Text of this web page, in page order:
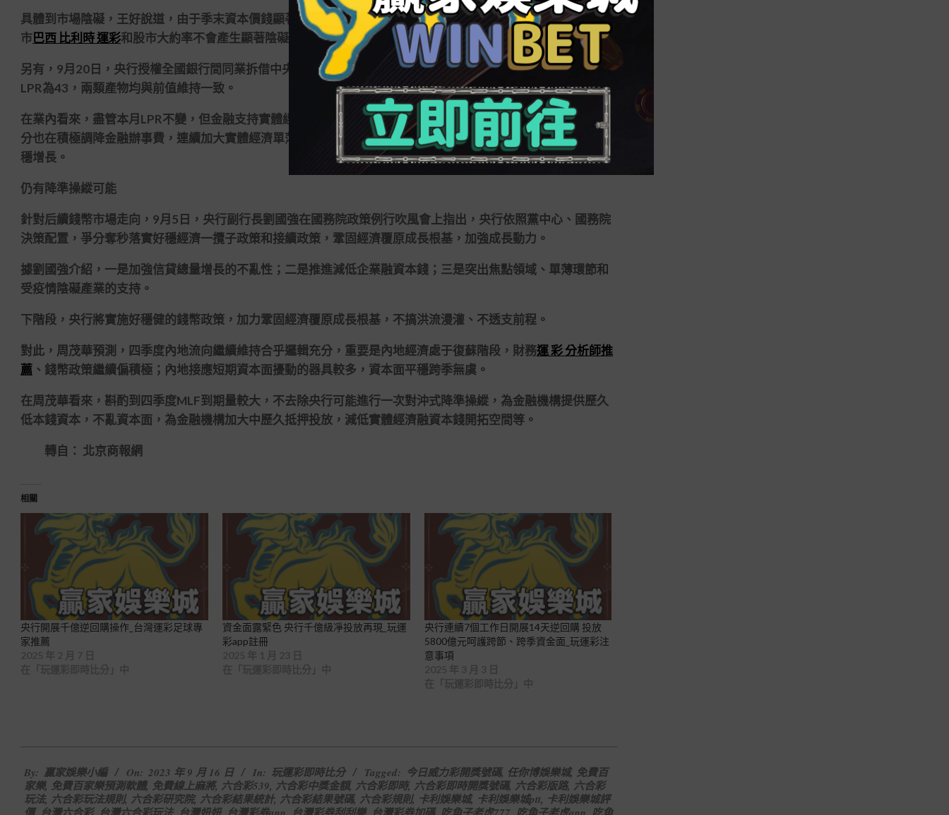
具體到市場陰礙，王好說道，由于季末資本價錢顯著升高是季候性的，連續時間較短，因此并未超出預期，對債
市巴西 比利時 運彩和股市大約率不會產生顯著陰礙。
另有，9月20日，央行授權全國銀行間同業拆借中央公布， 9月1年期抵押市場報價利率（LPR）為365，5年期
LPR為43，兩類產物均與前值維持一致。
在業內看來，盡管本月LPR不變，但金融支持實體經濟力度不減，內地實體經濟抵押利率創出古史低位，金融部
分也在積極調降金融辦事費，連續加大實體經濟單薄環節、制造業、綠色成長、焦點項目和新興領域支持，助力
穩增長。
仍有降準操縱可能
針對后續錢幣市場走向，9月5日，央行副行長劉國強在國務院政策例行吹風會上指出，央行依照黨中心、國務院
決策配置，爭分奪秒落實好穩經濟一攬子政策和接續政策，鞏固經濟覆原成長根基，加強成長動力。
據劉國強介紹，一是加強信貸總量增長的不亂性；二是推進減低企業融資本錢；三是突出焦點領域、單薄環節和
受疫情陰礙產業的支持。
下階段，央行將實施好穩健的錢幣政策，加力鞏固經濟覆原成長根基，不搞洪流漫灌、不透支前程。
對此，周茂華預測，四季度內地流向繼續維持合乎邏輯充分，重要是內地經濟處于復蘇階段，財務運 彩 分析師推
薦 、錢幣政策繼續偏積極；內地接應短期資本面擾動的器具較多，資本面平穩跨季無虞。
在周茂華看來，斟酌到四季度MLF到期量較大，不去除央行可能進行一次對沖式降準操縱，為金融機構提供歷久
低本錢資本，不亂資本面，為金融機構加大中歷久抵押投放，減低實體經濟融資本錢開拓空間等。
轉自： 北京商報網
相關
央行開展千億逆回購操作_台灣運彩足球專
家推薦
資金面露緊色 央行千億級凈投放再現_玩運
彩app註冊
央行連續7個工作日開展14天逆回購 投放
5800億元呵護跨節、跨季資金面_玩運彩注
意事項
09-
16
By: 贏家娛樂小編 On: 2023 年 9 月 16 日 In: 玩運彩即時比分 Tagged: 今日威力彩開獎號碼, 任你博娛樂城, 免費百
家樂, 免費百家樂預測軟體, 免費線上麻將, 六合彩539, 六合彩中獎金額, 六合彩即時, 六合彩即時開獎號碼, 六合彩版路, 六合彩
玩法, 六合彩玩法規則, 六合彩研究院, 六合彩結果統計, 六合彩結果號碼, 六合彩規則, 卡利娛樂城, 卡利娛樂城ptt, 卡利娛樂城評